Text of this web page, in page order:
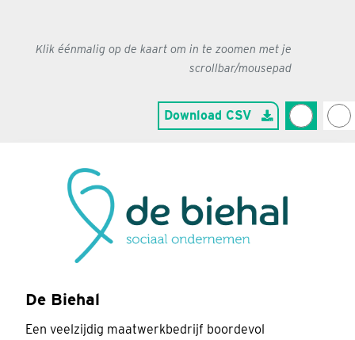
Klik éénmalig op de kaart om in te zoomen met je
scrollbar/mousepad
Download CSV
De Biehal
Een veelzijdig maatwerkbedrijf boordevol